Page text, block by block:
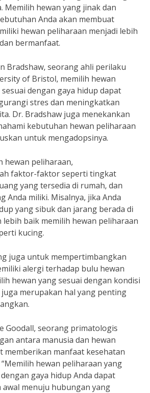
Memilih hewan yang jinak dan
Anda akan membuat
hewan peliharaan menjadi lebih
bermanfaat.
Bradshaw, seorang ahli perilaku
of Bristol, memilih hewan
dengan gaya hidup dapat
stres dan meningkatkan
Dr. Bradshaw juga menekankan
kebutuhan hewan peliharaan
untuk mengadopsinya.
hewan peliharaan,
faktor-faktor seperti tingkat
yang tersedia di rumah, dan
Anda miliki. Misalnya, jika Anda
yang sibuk dan jarang berada di
baik memilih hewan peliharaan
kucing.
juga untuk mempertimbangkan
alergi terhadap bulu hewan
hewan yang sesuai dengan kondisi
juga merupakan hal yang penting
Goodall, seorang primatologis
antara manusia dan hewan
memberikan manfaat kesehatan
hewan peliharaan yang
gaya hidup Anda dapat
awal menuju hubungan yang